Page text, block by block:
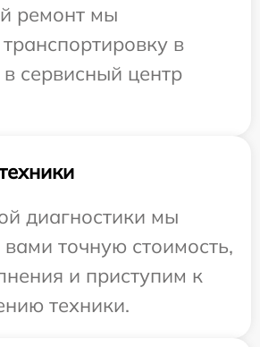
ремонт мы
в
сервисный центр
диагностики мы
вами точную стоимость,
и приступим к
техники.